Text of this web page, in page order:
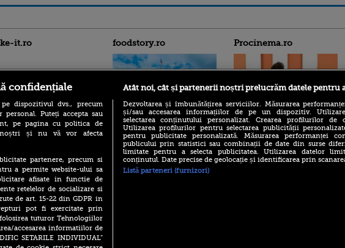
it.ro foodstory.ro
(P) Descoperă Lumea
Evenimentelor din România
cu Transilvania Events!
(P) Raku, gaming intens și o
pauză binemeritată cu...
Procinema.ro
Emoții intense pentru
Sebastian Stan! Iubita lui,
Annabelle, l-a făcut tată!
confidențiale
dispozitivul dvs., precum
Puteți accepta sau
pe pagina cu politica de
noștri și nu vă vor afecta
partenere, precum si
a permite website-ului sa
afisate in functie de
retelelor de socializare si
de art. 15-22 din GDPR in
pot fi exercitate prin
folosirea tuturor Tehnologiilor
accesarea informatiilor de
SETARILE INDIVIDUAL”
Atât noi, cât și partenerii noștri prelucrăm datele pentru
Dezvoltarea și îmbunătățirea serviciilor. Măsurarea
și/sau accesarea informațiilor de pe un dispozitiv.
selectarea conținutului personalizat. Crearea profilurilor de
Utilizarea profilurilor pentru selectarea publicității
pentru publicitate personalizată. Măsurarea performanței
publicului prin statistici sau combinații de date din surse
limitate pentru a selecta publicitatea. Utilizarea datelor
conținutul. Date precise de geolocație și identificarea prin
Listă parteneri (furnizori)